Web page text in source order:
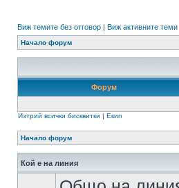
Виж темите без отговор | Виж активните теми
Начало форум
Форум
Изтрий всички бисквитки | Екип
Начало форум
Кой е на линия